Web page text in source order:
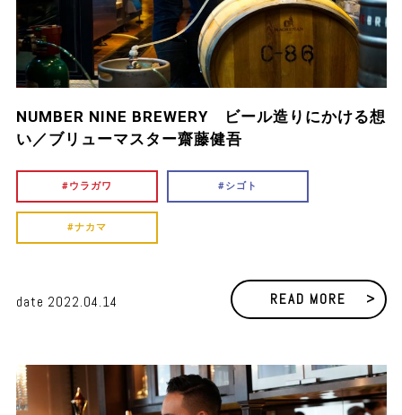
NUMBER NINE BREWERY ビール造りにかける想
い／ブリューマスター齋藤健吾
ウラガワ シゴト
ナカマ
date 2022.04.14 READ MORE